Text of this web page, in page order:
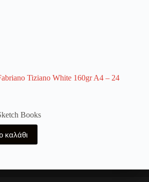
Tiziano White 160gr A4 – 24
Books
καλάθι